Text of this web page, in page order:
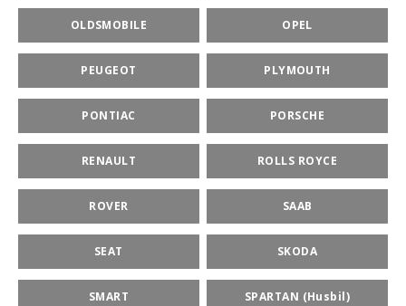
OLDSMOBILE OPEL
PEUGEOT PLYMOUTH
PONTIAC PORSCHE
RENAULT ROLLS ROYCE
ROVER SAAB
SEAT SKODA
SMART SPARTAN (Husbil)